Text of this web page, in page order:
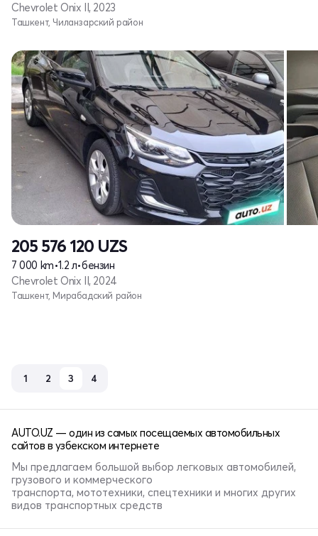
Chevrolet Onix II, 2023
Ташкент, Чиланзарский район
205 576 120 UZS
7 000 km•1.2 л•бензин
Chevrolet Onix II, 2024
Ташкент, Мирабадский район
1 2 3 4
AUTO.UZ — один из самых посещаемых автомобильных
сайтов в узбекском интернете
Мы предлагаем большой выбор легковых автомобилей,
грузового и коммерческого
транспорта, мототехники, спецтехники и многих других
видов транспортных средств